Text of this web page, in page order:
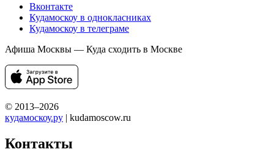
Вконтакте
Кудамоскоу в однокласниках
Кудамоскоу в телеграме
Афиша Москвы — Куда сходить в Москве
© 2013–2026
кудамоскоу.ру | kudamoscow.ru
Контакты